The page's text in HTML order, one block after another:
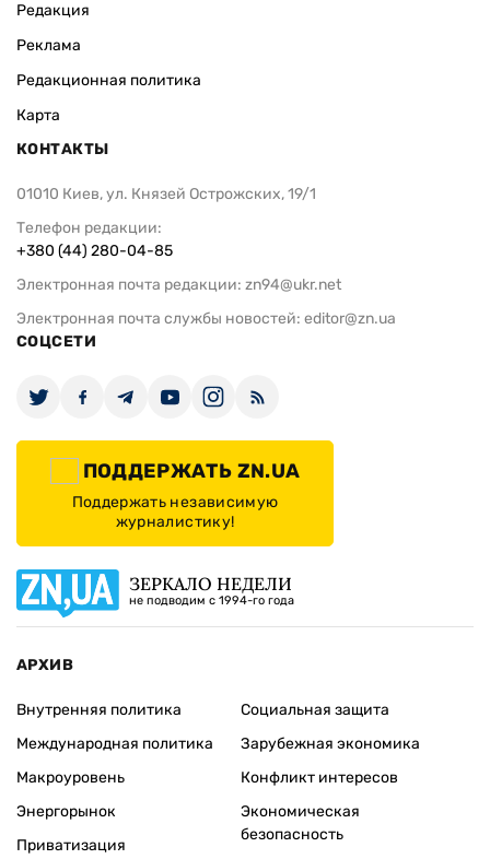
Редакция
Реклама
Редакционная политика
Карта
КОНТАКТЫ
01010 Киев, ул. Князей Острожских, 19/1
Телефон редакции:
+380 (44) 280-04-85
Электронная почта редакции: zn94@ukr.net
Электронная почта службы новостей: editor@zn.ua
СОЦСЕТИ
ПОДДЕРЖАТЬ ZN.UA
Поддержать независимую
журналистику!
ЗЕРКАЛО НЕДЕЛИ
не подводим с 1994-го года
АРХИВ
Внутренняя политика
Международная политика
Макроуровень
Энергорынок
Приватизация
Социальная защита
Зарубежная экономика
Конфликт интересов
Экономическая
безопасность